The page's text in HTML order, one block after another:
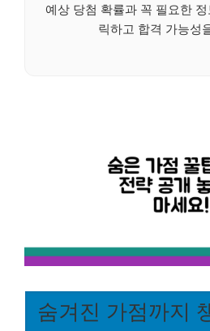
예상 당첨 확률과 꼭 필요한
릭하고 합격 가능성
숨겨진 가점까지